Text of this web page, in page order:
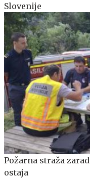
Slovenije
Požarna straža
ostaja